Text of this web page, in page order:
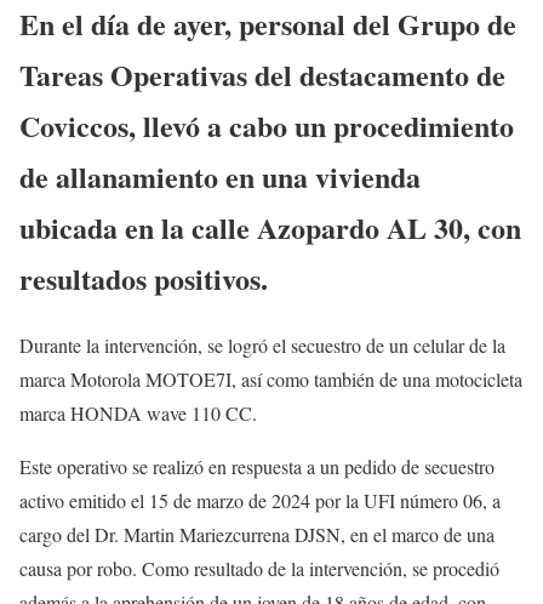
En el día de ayer, personal del Grupo de
Tareas Operativas del destacamento de
Coviccos, llevó a cabo un procedimiento
de allanamiento en una vivienda
ubicada en la calle Azopardo AL 30, con
resultados positivos.
Durante la intervención, se logró el secuestro de un celular de la
marca Motorola MOTOE7I, así como también de una motocicleta
marca HONDA wave 110 CC.
Este operativo se realizó en respuesta a un pedido de secuestro
activo emitido el 15 de marzo de 2024 por la UFI número 06, a
cargo del Dr. Martin Mariezcurrena DJSN, en el marco de una
causa por robo. Como resultado de la intervención, se procedió